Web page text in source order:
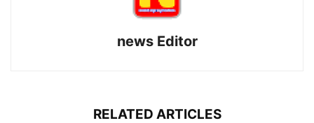
news Editor
RELATED ARTICLES